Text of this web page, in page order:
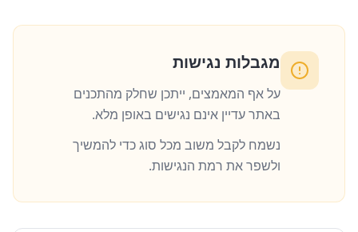
מגבלות נגישות
על אף המאמצים, ייתכן שחלק מהתכנים
באתר עדיין אינם נגישים באופן מלא.
נשמח לקבל משוב מכל סוג כדי להמשיך
ולשפר את רמת הנגישות.